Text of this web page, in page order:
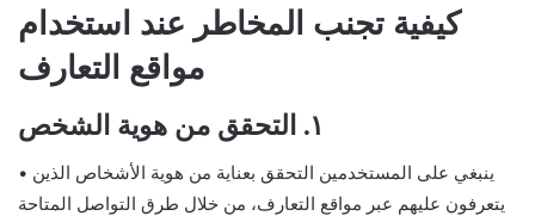
كيفية تجنب المخاطر عند استخدام
مواقع التعارف
١. التحقق من هوية الشخص
• ينبغي على المستخدمين التحقق بعناية من هوية الأشخاص الذين
يتعرفون عليهم عبر مواقع التعارف، من خلال طرق التواصل المتاحة